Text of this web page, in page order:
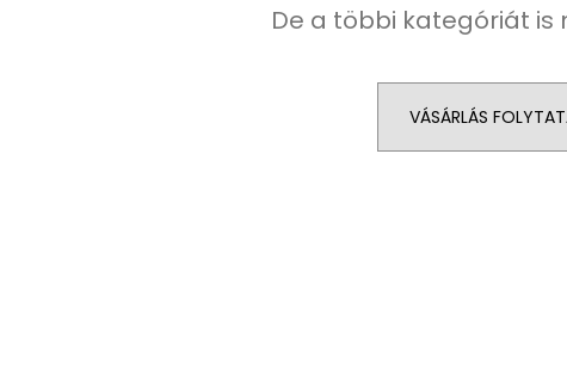
De a többi kategóriát is
VÁSÁRLÁS